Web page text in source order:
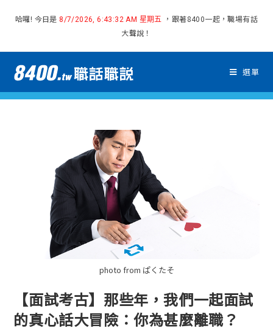
哈囉! 今日是 8/7/2026, 6:43:33 AM 星期五
，跟著8400一起，職場有話
大聲說！
選單
photo from ぱくたそ
【面試考古】那些年，我們一起面試
的真心話大冒險：你為甚麼離職？